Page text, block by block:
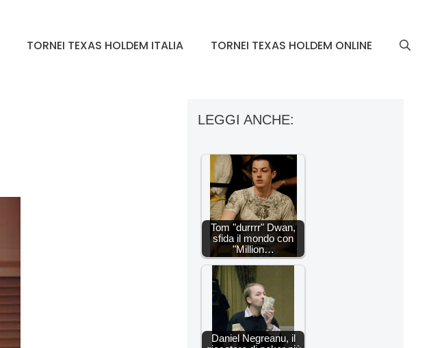
TORNEI TEXAS HOLDEM ITALIA TORNEI TEXAS HOLDEM ONLINE
LEGGI ANCHE:
Tom "durrrr" Dwan,
sfida il mondo con
"Million…
Daniel Negreanu, il